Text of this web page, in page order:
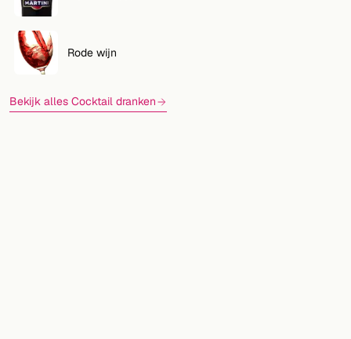
Rode wijn
Bekijk alles Cocktail dranken